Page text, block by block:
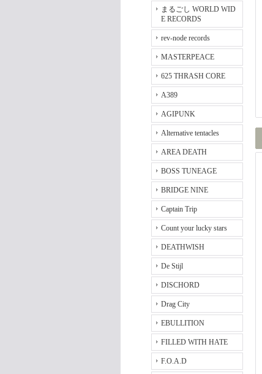
まるごし WORLD WID
E RECORDS
rev-node records
MASTERPEACE
625 THRASH CORE
A389
AGIPUNK
Alternative tentacles
AREA DEATH
BOSS TUNEAGE
BRIDGE NINE
Captain Trip
Count your lucky stars
DEATHWISH
De Stijl
DISCHORD
Drag City
EBULLITION
FILLED WITH HATE
F.O.A.D